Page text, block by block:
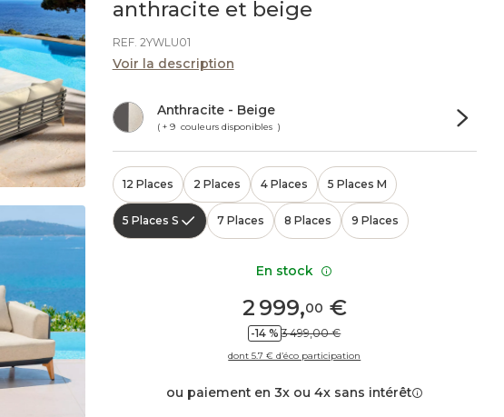
anthracite et beige
REF. 2YWLU01
Voir la description
Anthracite - Beige
( + 9 couleurs disponibles )
12 Places 2 Places 4 Places 5 Places M
5 Places S 7 Places 8 Places 9 Places
2 999,00 €
-14 % 3 499,00 €
dont 5.7 € d’éco participation
ou paiement en 3x ou 4x sans intérêt